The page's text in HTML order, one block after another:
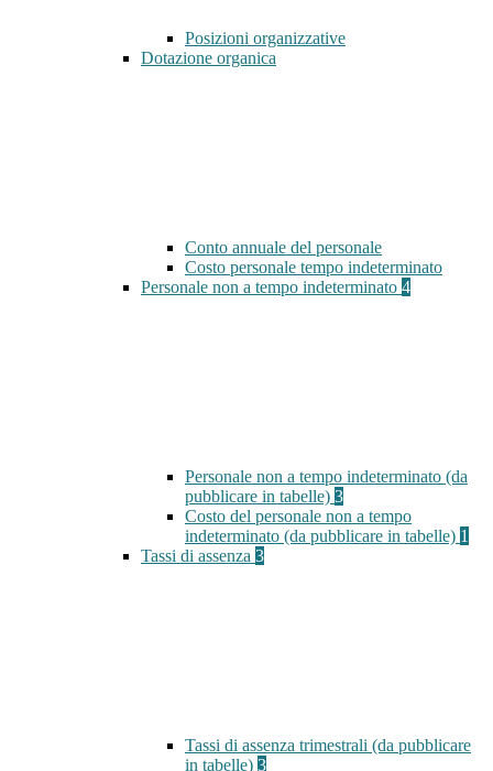
Posizioni organizzative
Dotazione organica
Conto annuale del personale
Costo personale tempo indeterminato
Personale non a tempo indeterminato 4
Personale non a tempo indeterminato (da
pubblicare in tabelle) 3
Costo del personale non a tempo
indeterminato (da pubblicare in tabelle) 1
Tassi di assenza 3
Tassi di assenza trimestrali (da pubblicare
in tabelle) 3